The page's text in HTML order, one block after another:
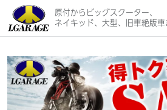
原付からビッグスクーター、
ネイキッド、大型、旧車絶版車